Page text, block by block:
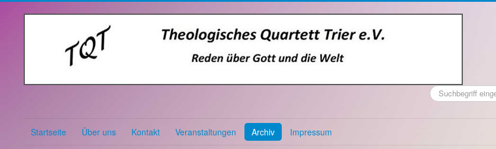
Suchen
...
Startseite Über uns Kontakt Veranstaltungen Archiv Impressum